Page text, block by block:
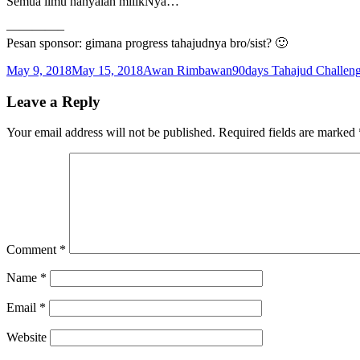
————–
Pesan sponsor: gimana progress tahajudnya bro/sist? 🙂
Posted
May 9, 2018May 15, 2018Author
Awan RimbawanCategories
90days Tahajud
Leave a Reply
Your email address will not be published. Required fields are marked
Comment *
Name *
Email *
Website